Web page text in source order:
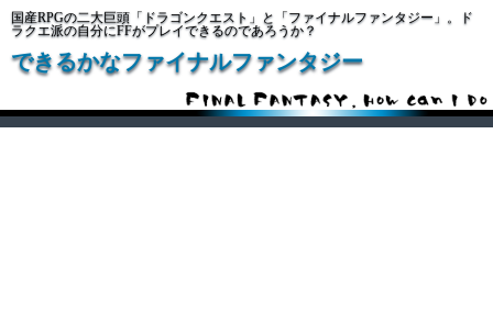
国産RPGの二大巨頭「ドラゴンクエスト」と「ファイナルファンタジー」。ド
ラクエ派の自分にFFがプレイできるのであろうか？
できるかなファイナルファンタジー